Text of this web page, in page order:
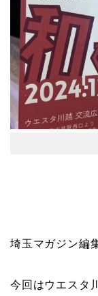
埼玉マガジン編
今回はウエスタ